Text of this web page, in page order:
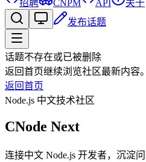
招聘 CNPM API
关于
发布话题
话题不存在或已被删除
返回首页继续浏览社区最新内容。
返回首页
Node.js 中文技术社区
CNode Next
连接中文 Node.js 开发者，沉淀